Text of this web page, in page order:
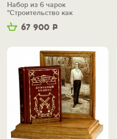
67 900 Р
Набор из 6 чарок
"Строительство как
искусство" в ящике